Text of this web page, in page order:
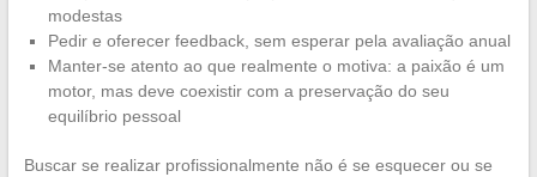
modestas
Pedir e oferecer feedback, sem esperar pela avaliação anual
Manter-se atento ao que realmente o motiva: a paixão é um
motor, mas deve coexistir com a preservação do seu
equilíbrio pessoal
Buscar se realizar profissionalmente não é se esquecer ou se